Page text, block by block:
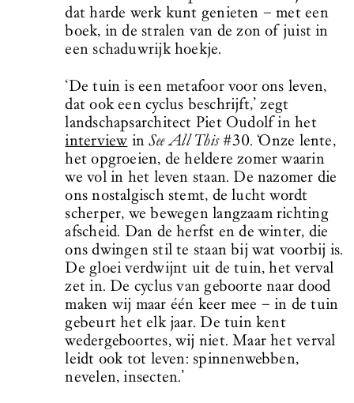
dat harde werk kunt genieten – met een
boek, in de stralen van de zon of juist in
een schaduwrijk hoekje.
‘De tuin is een metafoor voor ons leven,
dat ook een cyclus beschrijft,’ zegt
landschapsarchitect Piet Oudolf in het
interview inSee All This#30. ‘Onze lente,
het opgroeien, de heldere zomer waarin
we vol in het leven staan. De nazomer die
ons nostalgisch stemt, de lucht wordt
scherper, we bewegen langzaam richting
afscheid. Dan de herfst en de winter, die
ons dwingen stil te staan bij wat voorbij is.
De gloei verdwijnt uit de tuin, het verval
zet in. De cyclus van geboorte naar dood
maken wij maar één keer mee – in de tuin
gebeurt het elk jaar. De tuin kent
wedergeboortes, wij niet. Maar het verval
leidt ook tot leven: spinnenwebben,
nevelen, insecten.’